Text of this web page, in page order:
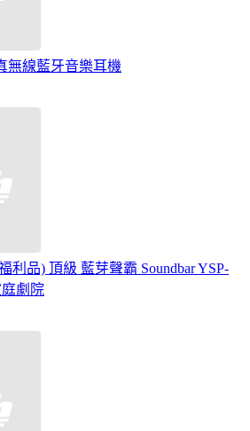
無線藍牙音樂耳機
利品) 頂級 藍芽聲霸 Soundbar YSP-
庭劇院